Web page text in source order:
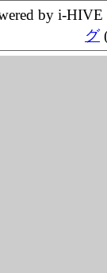
by i-
グ